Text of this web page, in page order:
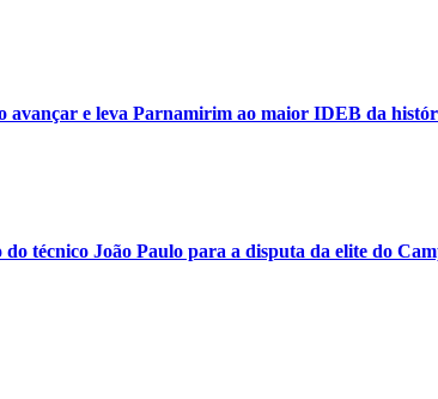
avançar e leva Parnamirim ao maior IDEB da
técnico João Paulo para a disputa da elite do